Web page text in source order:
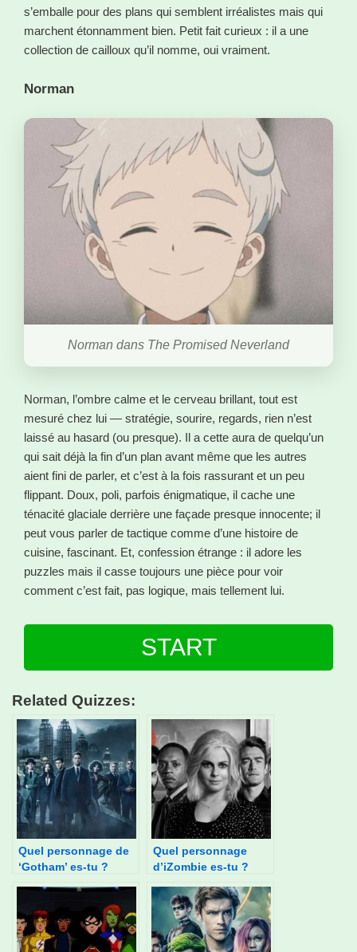
s’emballe pour des plans qui semblent irréalistes mais qui
marchent étonnamment bien. Petit fait curieux : il a une
collection de cailloux qu’il nomme, oui vraiment.
Norman
Norman dans The Promised Neverland
Norman, l’ombre calme et le cerveau brillant, tout est
mesuré chez lui — stratégie, sourire, regards, rien n’est
laissé au hasard (ou presque). Il a cette aura de quelqu’un
qui sait déjà la fin d’un plan avant même que les autres
aient fini de parler, et c’est à la fois rassurant et un peu
flippant. Doux, poli, parfois énigmatique, il cache une
ténacité glaciale derrière une façade presque innocente; il
peut vous parler de tactique comme d’une histoire de
cuisine, fascinant. Et, confession étrange : il adore les
puzzles mais il casse toujours une pièce pour voir
comment c’est fait, pas logique, mais tellement lui.
START
Related Quizzes:
Quel personnage de
‘Gotham’ es-tu ?
Quel personnage
d’iZombie es-tu ?